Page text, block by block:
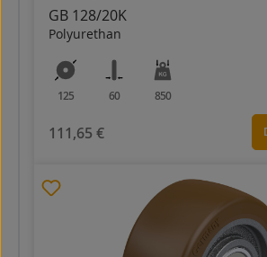
GB 128/20K
Polyurethan
125 60 850
111,65 €